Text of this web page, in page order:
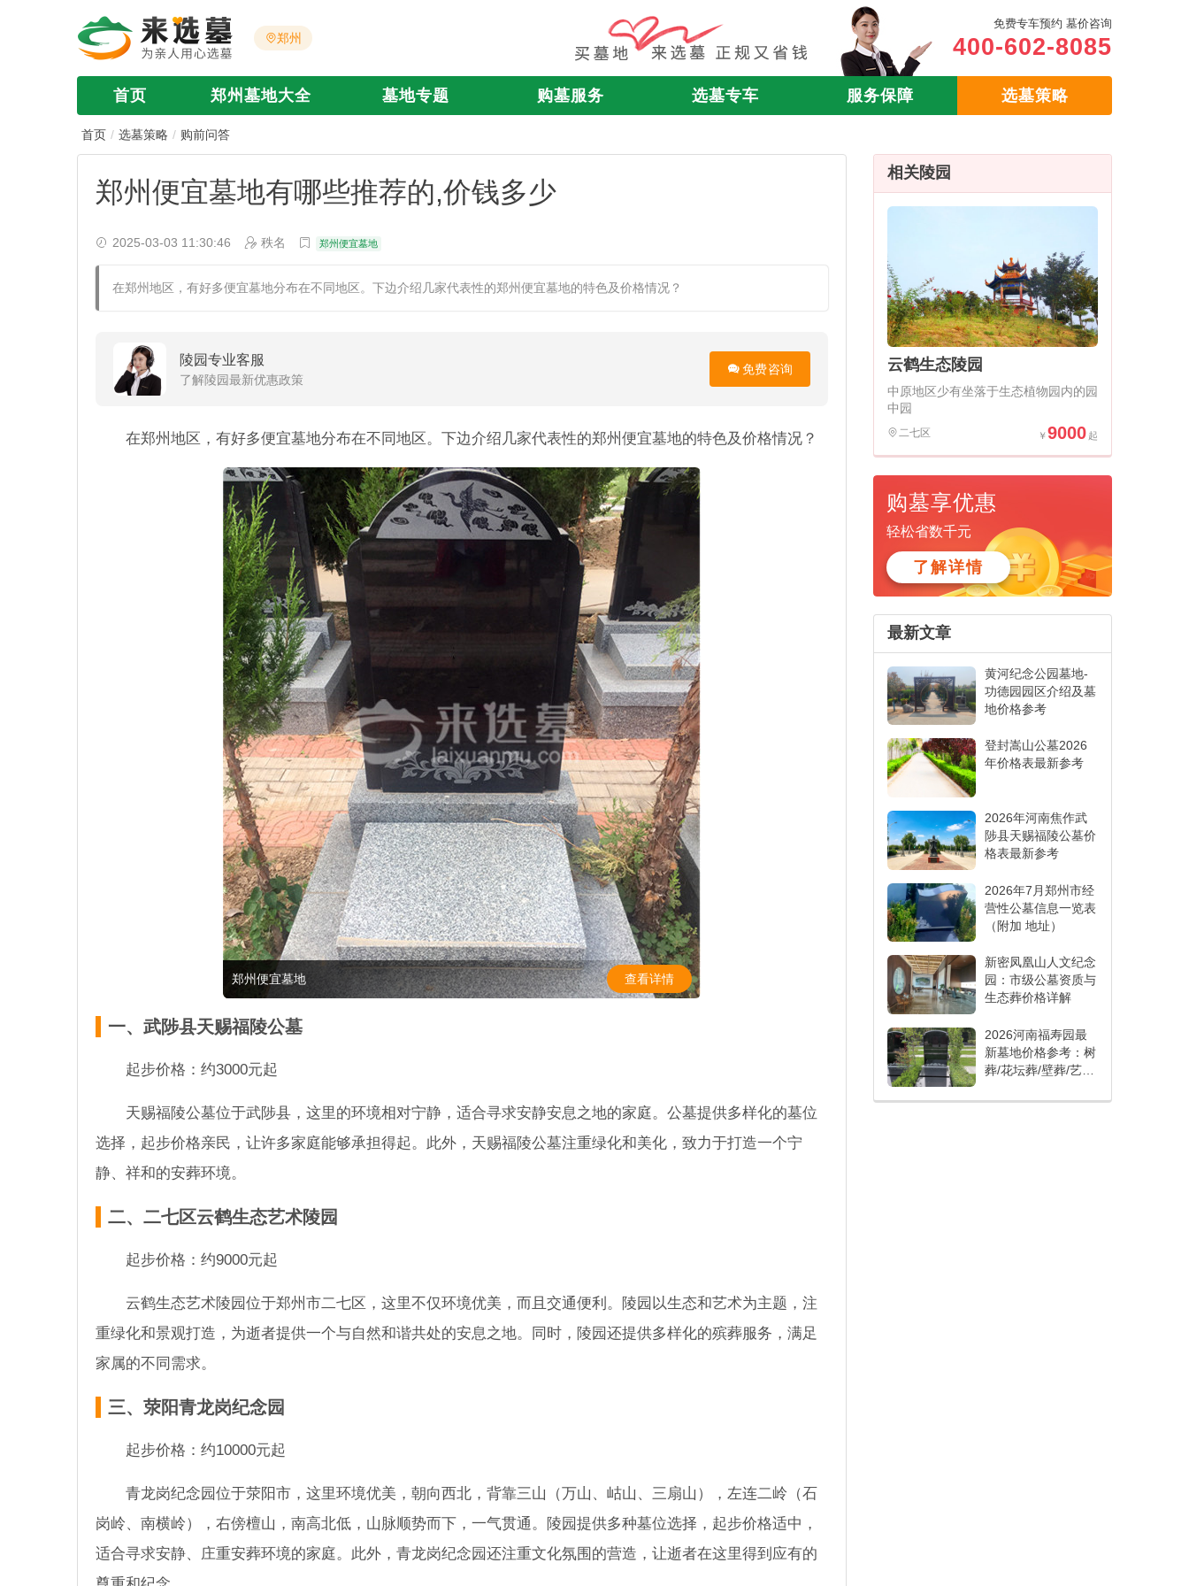
郑州
免费专车预约 墓价咨询
400-602-8085
首页 郑州墓地大全 墓地专题 购墓服务 选墓专车 服务保障 选墓策略
首页 选墓策略 购前问答
郑州便宜墓地有哪些推荐的,价钱多少
2025-03-03 11:30:46 秩名 郑州便宜墓地
在郑州地区，有好多便宜墓地分布在不同地区。下边介绍几家代表性的郑州便宜墓地的特色及价格情况？
陵园专业客服
了解陵园最新优惠政策
免费咨询
在郑州地区，有好多便宜墓地分布在不同地区。下边介绍几家代表性的郑州便宜墓地的特色及价格情况？
郑州便宜墓地 查看详情
一、武陟县天赐福陵公墓
起步价格：约3000元起
天赐福陵公墓位于武陟县，这里的环境相对宁静，适合寻求安静安息之地的家庭。公墓提供多样化的墓位
选择，起步价格亲民，让许多家庭能够承担得起。此外，天赐福陵公墓注重绿化和美化，致力于打造一个宁
静、祥和的安葬环境。
二、二七区云鹤生态艺术陵园
起步价格：约9000元起
云鹤生态艺术陵园位于郑州市二七区，这里不仅环境优美，而且交通便利。陵园以生态和艺术为主题，注
重绿化和景观打造，为逝者提供一个与自然和谐共处的安息之地。同时，陵园还提供多样化的殡葬服务，满足
家属的不同需求。
三、荥阳青龙岗纪念园
起步价格：约10000元起
青龙岗纪念园位于荥阳市，这里环境优美，朝向西北，背靠三山（万山、岵山、三扇山），左连二岭（石
岗岭、南横岭），右傍檀山，南高北低，山脉顺势而下，一气贯通。陵园提供多种墓位选择，起步价格适中，
适合寻求安静、庄重安葬环境的家庭。此外，青龙岗纪念园还注重文化氛围的营造，让逝者在这里得到应有的
相关陵园
云鹤生态陵园
中原地区少有坐落于生态植物园内的园
中园
二七区 9000
购墓享优惠
轻松省数千元
了解详情
最新文章
黄河纪念公园墓地-
功德园园区介绍及墓
地价格参考
登封嵩山公墓2026
年价格表最新参考
2026年河南焦作武
陟县天赐福陵公墓价
格表最新参考
2026年7月郑州市经
营性公墓信息一览表
（附加 地址）
新密凤凰山人文纪念
园：市级公墓资质与
生态葬价格详解
2026河南福寿园最
新墓地价格参考：树
葬/花坛葬/壁葬/艺术